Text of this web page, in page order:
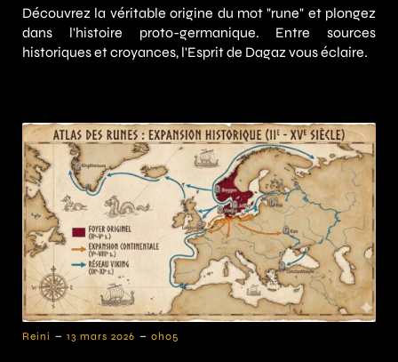
Découvrez la véritable origine du mot "rune" et plongez
dans l'histoire proto-germanique. Entre sources
historiques et croyances, l'Esprit de Dagaz vous éclaire.
Reini - 13 mars 2026 - 0h05